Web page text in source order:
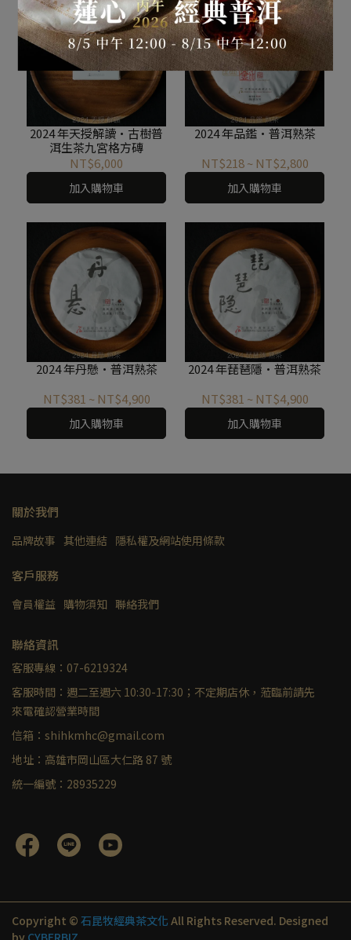
2024 年天授解讀·古樹普
洱生茶九宮格方磚
NT$6,000
加入購物車
2024 年品鑑·普洱熟茶
NT$218~ NT$2,800
加入購物車
2024 年丹懸·普洱熟茶
NT$381 ~ NT$4,900
加入購物車
2024 年琵琶隱·普洱熟茶
NT$381 ~ NT$4,900
加入購物車
關於我們
品牌故事 其他連結 隱私權及網站使用條款
客戶服務
會員權益 購物須知 聯絡我們
聯絡資訊
客服專線：07-6219324
客服時間：週二至週六 10:30-17:30；不定期店休，蒞臨前請先
來電確認營業時間
信箱：shihkmhc@gmail.com
地址：高雄市岡山區大仁路 87 號
統一編號：28935229
Copyright © 石昆牧經典茶文化 All Rights Reserved. Designed
by CYBERBIZ